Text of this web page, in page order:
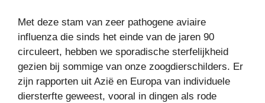
Met deze stam van zeer pathogene aviaire
influenza die sinds het einde van de jaren 90
circuleert, hebben we sporadische sterfelijkheid
gezien bij sommige van onze zoogdierschilders. Er
zijn rapporten uit Azië en Europa van individuele
diersterfte geweest, vooral in dingen als rode